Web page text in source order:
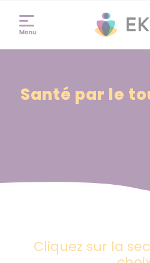
Santé par le
Cliquez sur la